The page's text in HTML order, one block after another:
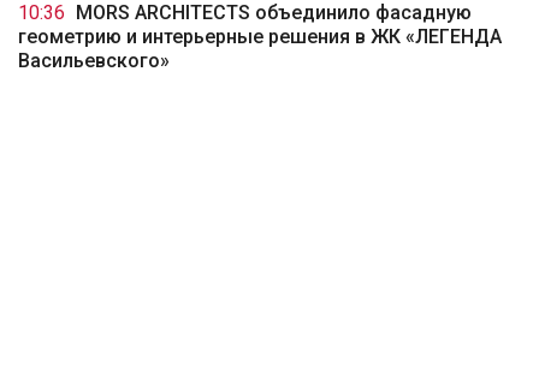
10:36
MORS ARCHITECTS объединило фасадную
геометрию и интерьерные решения в ЖК «ЛЕГЕНДА
Васильевского»